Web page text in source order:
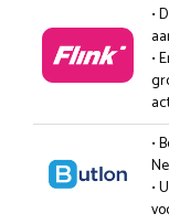
•
•
•
•